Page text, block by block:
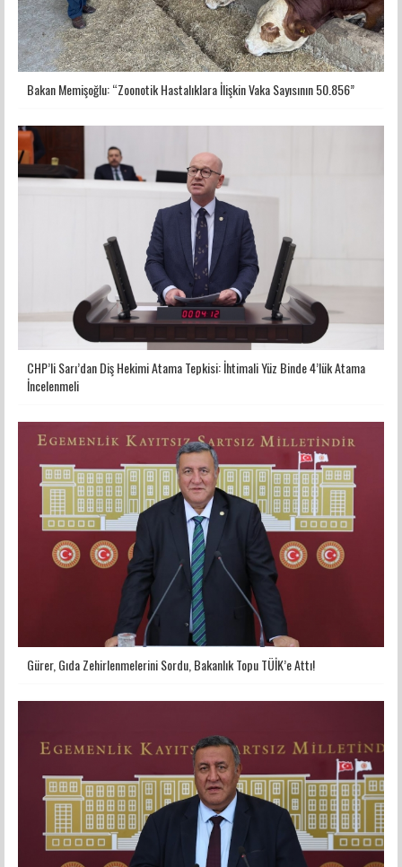
Bakan Memişoğlu: “Zoonotik Hastalıklara İlişkin Vaka Sayısının 50.856”
CHP’li Sarı’dan Diş Hekimi Atama Tepkisi: İhtimali Yüz Binde 4’lük Atama
İncelenmeli
Gürer, Gıda Zehirlenmelerini Sordu, Bakanlık Topu TÜİK’e Attı!